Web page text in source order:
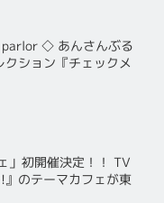
◇ あんさんぶる
ション『チェックメ
」初開催決定！！ TV
のテーマカフェが東